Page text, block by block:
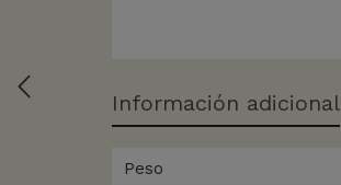
Información adicional
Peso